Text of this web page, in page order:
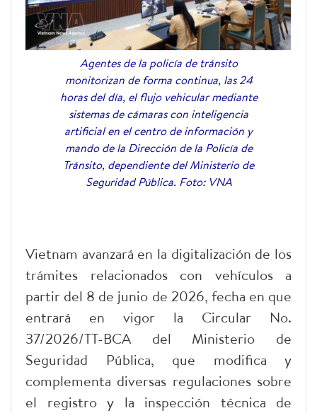
Agentes de la policía de tránsito
monitorizan de forma continua, las 24
horas del día, el flujo vehicular mediante
sistemas de cámaras con inteligencia
artificial en el centro de información y
mando de la Dirección de la Policía de
Tránsito, dependiente del Ministerio de
Seguridad Pública. Foto: VNA
Vietnam avanzará en la digitalización de los
trámites relacionados con vehículos a
partir del 8 de junio de 2026, fecha en que
entrará en vigor la Circular No.
37/2026/TT-BCA del Ministerio de
Seguridad Pública, que modifica y
complementa diversas regulaciones sobre
el registro y la inspección técnica de